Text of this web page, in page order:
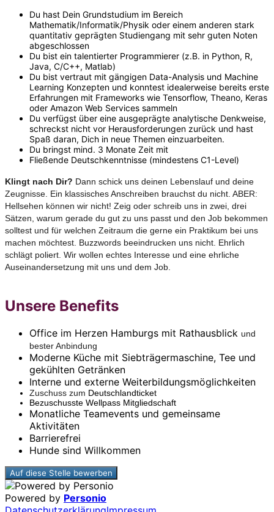
Du hast Dein Grundstudium im Bereich
Mathematik/Informatik/Physik oder einem anderen stark
quantitativ geprägten Studiengang mit sehr guten Noten
abgeschlossen
Du bist ein talentierter Programmierer (z.B. in Python, R,
Java, C/C++, Matlab)
Du bist vertraut mit gängigen Data-Analysis und Machine
Learning Konzepten und konntest idealerweise bereits erste
Erfahrungen mit Frameworks wie Tensorflow, Theano, Keras
oder Amazon Web Services sammeln
Du verfügst über eine ausgeprägte analytische Denkweise,
schreckst nicht vor Herausforderungen zurück und hast
Spaß daran, Dich in neue Themen einzuarbeiten.
Du bringst mind. 3 Monate Zeit mit
Fließende Deutschkenntnisse (mindestens C1-Level)
Klingt nach Dir? Dann schick uns deinen Lebenslauf und deine
Zeugnisse. Ein klassisches Anschreiben brauchst du nicht. ABER:
Hellsehen können wir nicht! Zeig oder schreib uns in zwei, drei
Sätzen, warum gerade du gut zu uns passt und den Job bekommen
solltest und für welchen Zeitraum die gerne ein Praktikum bei uns
machen möchtest. Buzzwords beeindrucken uns nicht. Ehrlich
schlägt poliert. Wir wollen echtes Interesse und eine ehrliche
Auseinandersetzung mit uns und dem Job.
Unsere Benefits
Office im Herzen Hamburgs mit Rathausblick und
bester Anbindung
Moderne Küche mit Siebträgermaschine, Tee und
gekühlten Getränken
Interne und externe Weiterbildungsmöglichkeiten
Zuschuss zum Deutschlandticket
Bezuschusste Wellpass Mitgliedschaft
Monatliche Teamevents und gemeinsame
Aktivitäten
Barrierefrei
Hunde sind Willkommen
Auf diese Stelle bewerben
Powered by Personio